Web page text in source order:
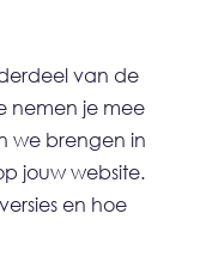
van de
nemen je mee
we brengen in
jouw website.
en hoe